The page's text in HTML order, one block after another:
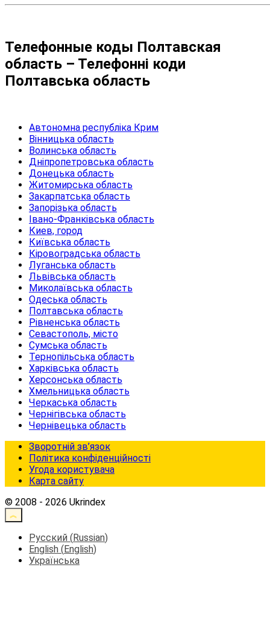
Телефонные коды Полтавская
область – Телефонні коди
Полтавська область
Автономна республіка Крим
Вінницька область
Волинська область
Дніпропетровська область
Донецька область
Житомирська область
Закарпатська область
Запорізька область
Івано-Франківська область
Киев, город
Київська область
Кіровоградська область
Луганська область
Львівська область
Миколаївська область
Одеська область
Полтавська область
Рівненська область
Севастополь, місто
Сумська область
Тернопільська область
Харківська область
Херсонська область
Хмельницька область
Черкаська область
Чернігівська область
Чернівецька область
Зворотній зв’язок
Політика конфіденційності
Угода користувача
Карта сайту
© 2008 - 2026 Ukrindex
Русский ( Russian)
English ( English)
Українська